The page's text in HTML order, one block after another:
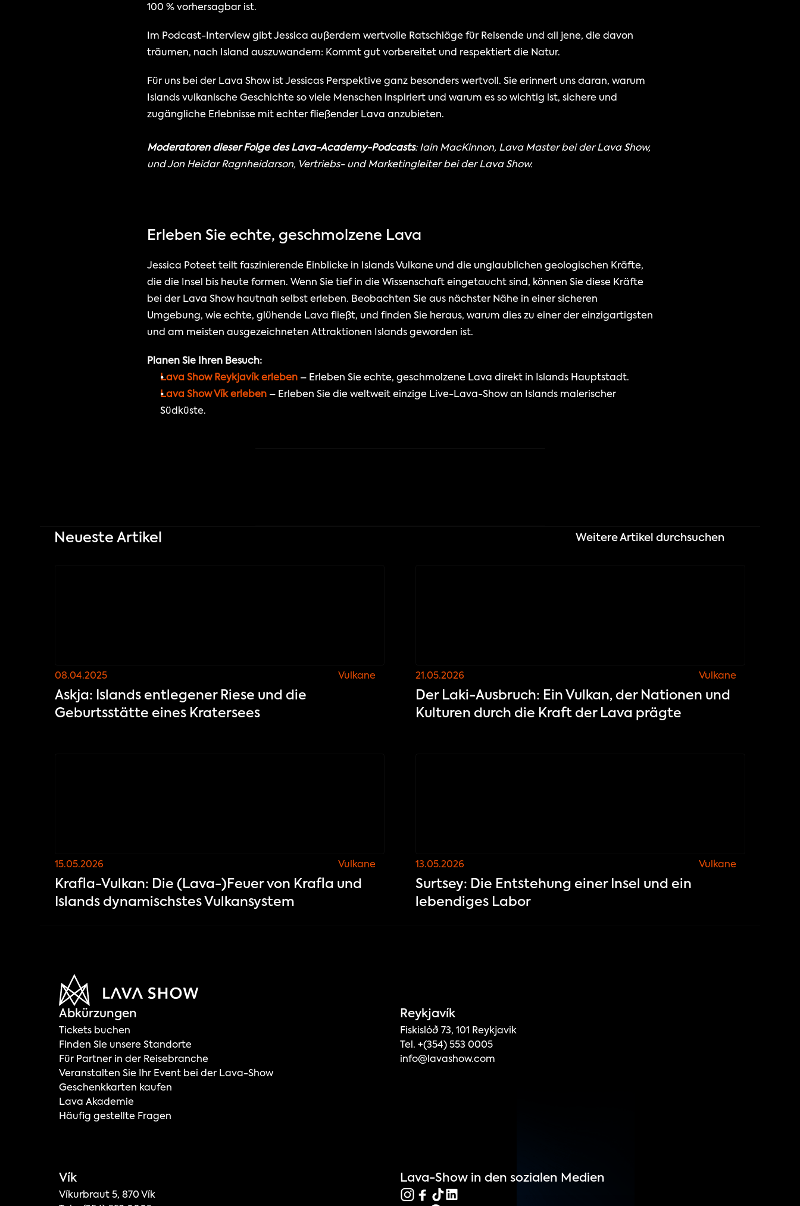
100 % vorhersagbar ist.
Im Podcast-Interview gibt Jessica außerdem wertvolle Ratschläge für Reisende und all jene, die davon
träumen, nach Island auszuwandern: Kommt gut vorbereitet und respektiert die Natur.
Für uns bei der Lava Show ist Jessicas Perspektive ganz besonders wertvoll. Sie erinnert uns daran, warum
Islands vulkanische Geschichte so viele Menschen inspiriert und warum es so wichtig ist, sichere und
zugängliche Erlebnisse mit echter fließender Lava anzubieten.
Moderatoren dieser Folge des Lava-Academy-Podcasts: Iain MacKinnon, Lava Master bei der Lava Show,
und Jon Heidar Ragnheidarson, Vertriebs- und Marketingleiter bei der Lava Show.
Erleben Sie echte, geschmolzene Lava
Jessica Poteet teilt faszinierende Einblicke in Islands Vulkane und die unglaublichen geologischen Kräfte,
die die Insel bis heute formen. Wenn Sie tief in die Wissenschaft eingetaucht sind, können Sie diese Kräfte
bei der Lava Show hautnah selbst erleben. Beobachten Sie aus nächster Nähe in einer sicheren
Umgebung, wie echte, glühende Lava fließt, und finden Sie heraus, warum dies zu einer der einzigartigsten
und am meisten ausgezeichneten Attraktionen Islands geworden ist.
Planen Sie Ihren Besuch:
Lava Show Reykjavík erleben – Erleben Sie echte, geschmolzene Lava direkt in Islands Hauptstadt.
Lava Show Vík erleben – Erleben Sie die weltweit einzige Live-Lava-Show an Islands malerischer
Südküste.
Neueste Artikel Weitere Artikel durchsuchen
08.04.2025 Vulkane
Askja: Islands entlegener Riese und die
Geburtsstätte eines Kratersees
21.05.2026 Vulkane
Der Laki-Ausbruch: Ein Vulkan, der Nationen und
Kulturen durch die Kraft der Lava prägte
15.05.2026 Vulkane
Krafla-Vulkan: Die (Lava-)Feuer von Krafla und
Islands dynamischstes Vulkansystem
13.05.2026 Vulkane
Surtsey: Die Entstehung einer Insel und ein
lebendiges Labor
Abkürzungen
Tickets buchen
Finden Sie unsere Standorte
Für Partner in der Reisebranche
Veranstalten Sie Ihr Event bei der Lava-Show
Geschenkkarten kaufen
Lava Akademie
Häufig gestellte Fragen
Reykjavík
Fiskislóð 73, 101 Reykjavik
Tel. +(354) 553 0005
info@lavashow.com
Vík
Víkurbraut 5, 870 Vík
Lava-Show in den sozialen Medien